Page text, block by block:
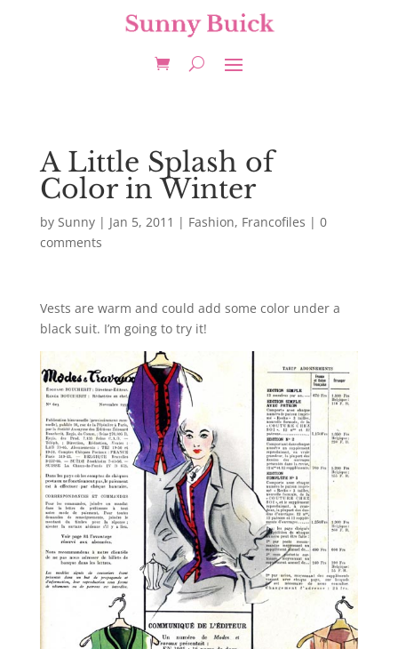
A Little Splash of
Color in Winter
by Sunny| Jan 5, 2011 | Fashion, Francofiles | 0
comments
Vests are warm and could add some color under a
black suit. I’m going to try it!